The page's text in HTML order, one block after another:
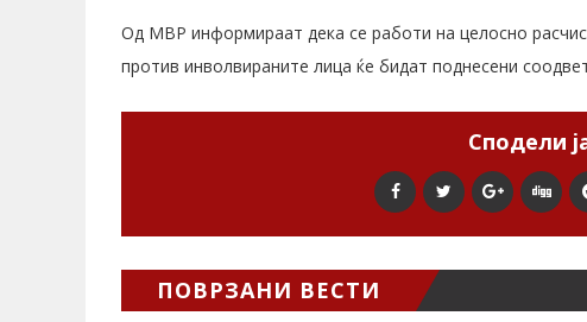
Од МВР информираат дека се работи на целосно
против инволвираните лица ќе бидат поднесени
Сподели
ПОВРЗАНИ ВЕСТИ